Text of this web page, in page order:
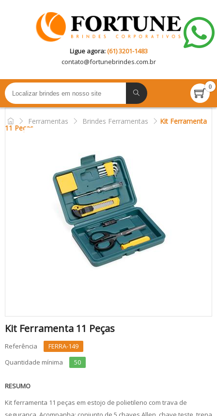
Ligue agora:(61) 3201-1483
contato@fortunebrindes.com.br
0
Ferramentas Brindes Ferramentas Kit Ferramenta
11 Peças
Kit Ferramenta 11 Peças
Referência
FERRA-149
Quantidade mínima
50
RESUMO
Kit ferramenta 11 peças em estojo de polietileno com trava de